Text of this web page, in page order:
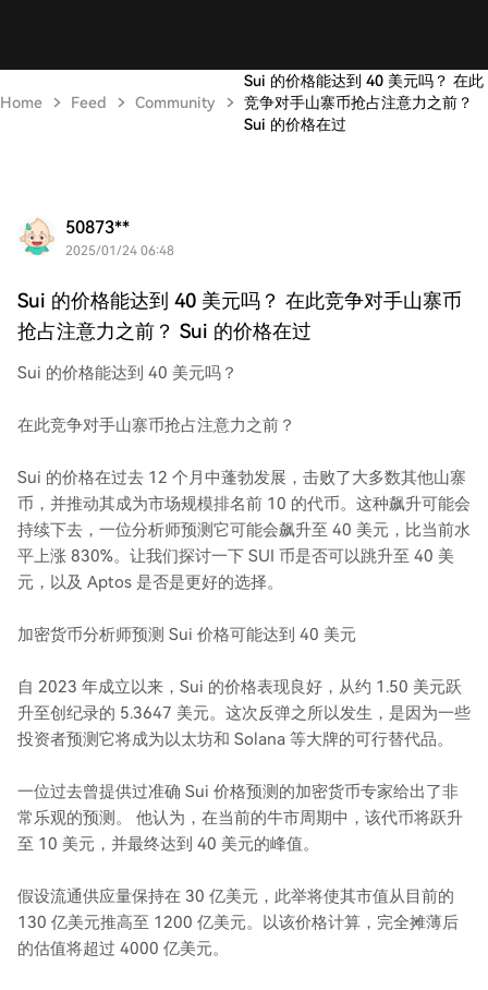
Home Feed Community
Sui 的价格能达到 40 美元吗？ 在此
竞争对手山寨币抢占注意力之前？
Sui 的价格在过
50873**
2025/01/24 06:48
Sui 的价格能达到 40 美元吗？ 在此竞争对手山寨币
抢占注意力之前？ Sui 的价格在过
Sui 的价格能达到 40 美元吗？
在此竞争对手山寨币抢占注意力之前？
Sui 的价格在过去 12 个月中蓬勃发展，击败了大多数其他山寨
币，并推动其成为市场规模排名前 10 的代币。这种飙升可能会
持续下去，一位分析师预测它可能会飙升至 40 美元，比当前水
平上涨 830%。让我们探讨一下 SUI 币是否可以跳升至 40 美
元，以及 Aptos 是否是更好的选择。
加密货币分析师预测 Sui 价格可能达到 40 美元
自 2023 年成立以来，Sui 的价格表现良好，从约 1.50 美元跃
升至创纪录的 5.3647 美元。这次反弹之所以发生，是因为一些
投资者预测它将成为以太坊和 Solana 等大牌的可行替代品。
一位过去曾提供过准确 Sui 价格预测的加密货币专家给出了非
常乐观的预测。 他认为，在当前的牛市周期中，该代币将跃升
至 10 美元，并最终达到 40 美元的峰值。
假设流通供应量保持在 30 亿美元，此举将使其市值从目前的
130 亿美元推高至 1200 亿美元。以该价格计算，完全摊薄后
的估值将超过 4000 亿美元。